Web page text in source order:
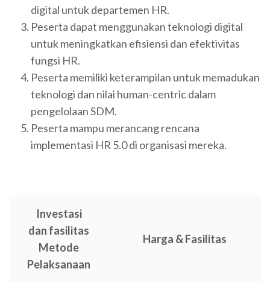
digital untuk departemen HR.
Peserta dapat menggunakan teknologi digital
untuk meningkatkan efisiensi dan efektivitas
fungsi HR.
Peserta memiliki keterampilan untuk memadukan
teknologi dan nilai human-centric dalam
pengelolaan SDM.
Peserta mampu merancang rencana
implementasi HR 5.0 di organisasi mereka.
Investasi
dan fasilitas
Metode
Pelaksanaan
Harga & Fasilitas